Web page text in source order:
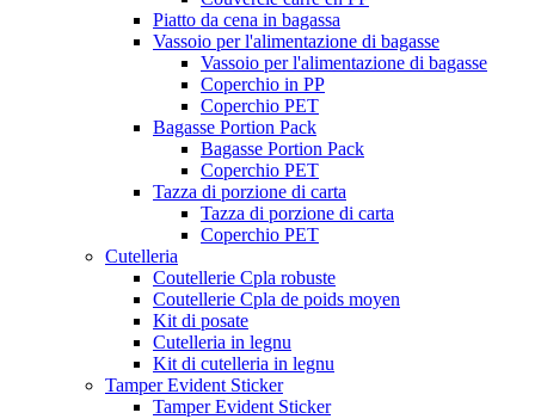
Piatto da cena in bagassa
Vassoio per l'alimentazione di bagasse
Vassoio per l'alimentazione di bagasse
Coperchio in PP
Coperchio PET
Bagasse Portion Pack
Bagasse Portion Pack
Coperchio PET
Tazza di porzione di carta
Tazza di porzione di carta
Coperchio PET
Cutelleria
Coutellerie Cpla robuste
Coutellerie Cpla de poids moyen
Kit di posate
Cutelleria in legnu
Kit di cutelleria in legnu
Tamper Evident Sticker
Tamper Evident Sticker